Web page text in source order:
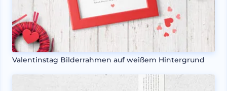
Valentinstag Bilderrahmen auf weißem Hintergrund